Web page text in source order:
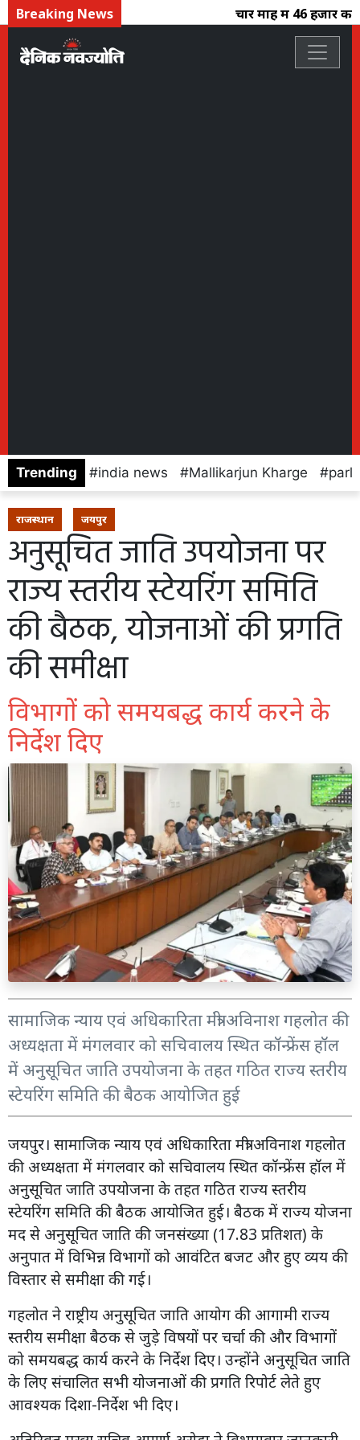
Breaking News चार माह में 46 हजार
Trending india news Mallikarjun Kharge
राजस्थान जयपुर
अनुसूचित जाति उपयोजना पर
राज्य स्तरीय स्टेयरिंग समिति
की बैठक, योजनाओं की प्रगति
की समीक्षा
विभागों को समयबद्ध कार्य करने के
निर्देश दिए
सामाजिक न्याय एवं अधिकारिता मंत्री अविनाश गहलोत की
अध्यक्षता में मंगलवार को सचिवालय स्थित कॉन्फ्रेंस हॉल
में अनुसूचित जाति उपयोजना के तहत गठित राज्य स्तरीय
स्टेयरिंग समिति की बैठक आयोजित हुई
जयपुर। सामाजिक न्याय एवं अधिकारिता मंत्री अविनाश गहलोत
की अध्यक्षता में मंगलवार को सचिवालय स्थित कॉन्फ्रेंस हॉल में
अनुसूचित जाति उपयोजना के तहत गठित राज्य स्तरीय
स्टेयरिंग समिति की बैठक आयोजित हुई। बैठक में राज्य योजना
मद से अनुसूचित जाति की जनसंख्या (17.83 प्रतिशत) के
अनुपात में विभिन्न विभागों को आवंटित बजट और हुए व्यय की
विस्तार से समीक्षा की गई।
गहलोत ने राष्ट्रीय अनुसूचित जाति आयोग की आगामी राज्य
स्तरीय समीक्षा बैठक से जुड़े विषयों पर चर्चा की और विभागों
को समयबद्ध कार्य करने के निर्देश दिए। उन्होंने अनुसूचित जाति
के लिए संचालित सभी योजनाओं की प्रगति रिपोर्ट लेते हुए
आवश्यक दिशा-निर्देश भी दिए।